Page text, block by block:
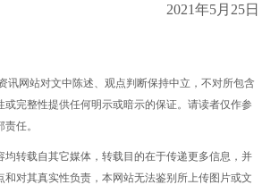
2021年5月25日
讯网站对文中陈述、观点判断保持中立，不对所包含
或完整性提供任何明示或暗示的保证。请读者仅作参
任。
均转载自其它媒体，转载目的在于传递更多信息，并
和对其真实性负责，本网站无法鉴别所上传图片或文